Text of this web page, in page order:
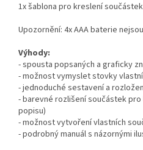
1x šablona pro kreslení součástek
Upozornění: 4x AAA baterie
Výhody:
- spousta popsaných a graficky
- možnost vymyslet stovky
- jednoduché sestavení a
- barevné rozlišení součástek
popisu)
- možnost vytvoření vlastních
- podrobný manuál s názornými